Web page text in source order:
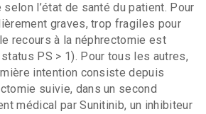
l’état de santé du patient. Pour
graves, trop fragiles pour
recours à la néphrectomie est
PS > 1). Pour tous les autres,
intention consiste depuis
suivie, dans un second
médical par Sunitinib, un inhibiteur